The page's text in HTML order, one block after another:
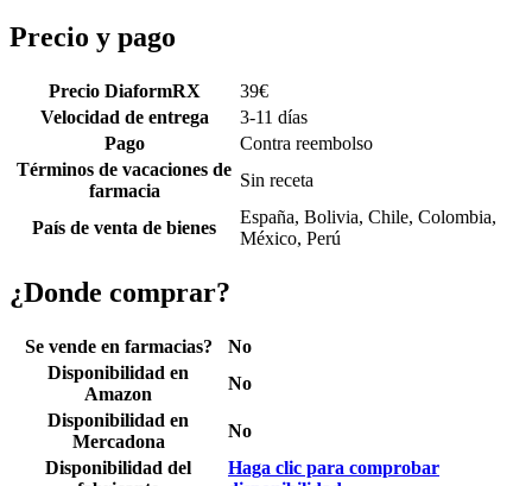
Precio y pago
Precio DiaformRX 39€
Velocidad de entrega
3-11 días
Pago
Contra reembolso
Términos de vacaciones de
farmacia
Sin receta
País de venta de bienes
España, Bolivia, Chile, Colombia,
México, Perú
¿Donde comprar?
Se vende en farmacias?
No
Disponibilidad en
Amazon
No
Disponibilidad en
Mercadona
No
Disponibilidad del
Haga clic para comprobar